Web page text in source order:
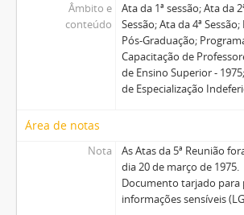
Âmbito e
conteúdo
Ata da 1ª sessão; Ata da
Sessão; Ata da 4ª
Pós-Graduação;
Capacitação de
de Ensino Superior -
de Especialização
Área de notas
Nota
As Atas da 5ª Reunião
dia 20 de março de 1975.
Documento tarjado para
informações sensíveis